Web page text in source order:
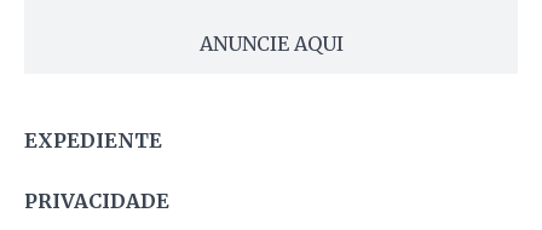
ANUNCIE AQUI
EXPEDIENTE
PRIVACIDADE